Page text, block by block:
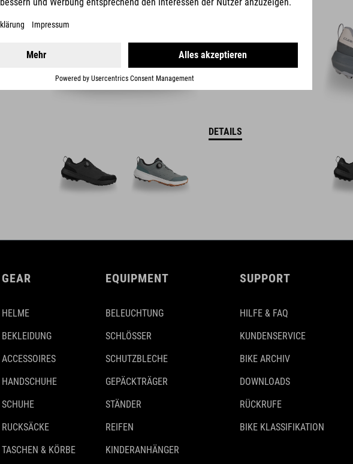
DETAILS
GEAR
HELME
BEKLEIDUNG
ACCESSOIRES
HANDSCHUHE
SCHUHE
RUCKSÄCKE
TASCHEN & KÖRBE
EQUIPMENT
BELEUCHTUNG
SCHLÖSSER
SCHUTZBLECHE
GEPÄCKTRÄGER
STÄNDER
REIFEN
KINDERANHÄNGER
SUPPORT
HILFE & FAQ
KUNDENSERVICE
BIKE ARCHIV
DOWNLOADS
RÜCKRUFE
BIKE KLASSIFIKATION